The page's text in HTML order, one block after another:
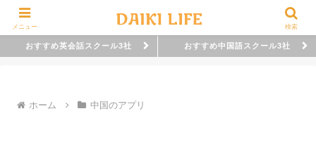
おすすめ英会話スクール3社 おすすめ中国語スクール3社
ホーム 中国のアプリ
メニュー 検索